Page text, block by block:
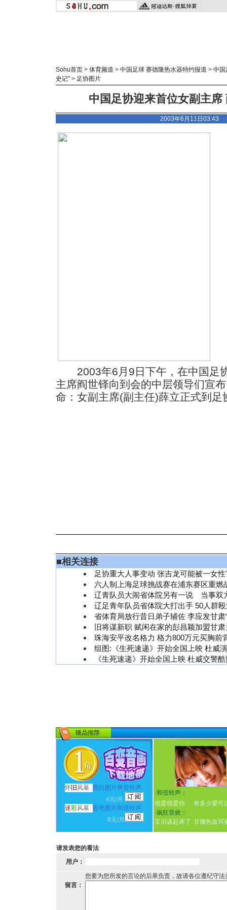
Sohu首页 > 体育频道 > 中国足球 赛德隆热水器特约报道 > 中国
史记” > 足协图片
中国足协迎来首位女副主席
2003年6月11日03:43
2003年6月9日下午，在中国足
主席阎世铎向到会的中层领导们宣
命：女副主席(副主任)薛立正式到
■相关连接
足协重大人事变动 张吉龙可能被一女
六人制上海足球挑战赛在浦东赛区重燃
辽青队员大闹省体院另有一说 当事双
辽足青年队员省体院大打出手 50人群
省体育局放行昔日弟子辅佐 李应发甘肃
旧将谋新职 赋闲在家的彭昌颖加盟甘
珠海安平改名格力 格力800万元买胸前
组图:《生死速递》开始全国上映 杜威
《生死速递》开始全国上映 杜威交警
怀 旧 风暴
黑白图片单音铃声
4元/月
迷彩风暴 彩色图片和弦铃声
8元/月
·和弦铃声：
很爱很爱你
有多少爱可
·疯狂音效：
宝贝该起床了 甘撒热血写
请发表您的看法
用户：
您要为您所发的言论的后果负责，故请各位遵纪守
留言：